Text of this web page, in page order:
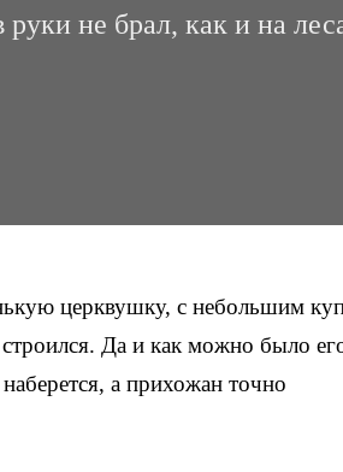
не брал, как и на
церквушку, с небольшим
Да и как можно было
а прихожан точно